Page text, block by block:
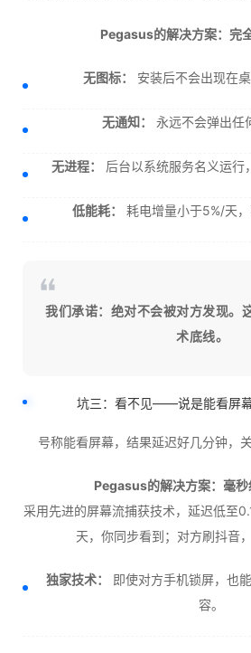
Pegasus的解决方案：完
无图标： 安装后不会出现在
无通知： 永远不会弹出任
无进程： 后台以系统服务名义运行
低能耗： 耗电增量小于5%/天，
我们承诺：绝对不会被对方发现。
术底线。
坑三：看不见——说是能看屏
号称能看屏幕，结果延迟好几分钟，
Pegasus的解决方案：毫秒
采用先进的屏幕流捕获技术，延迟低至
天，你同步看到；对方刷抖音
独家技术：
即使对方手机锁屏，也
容。